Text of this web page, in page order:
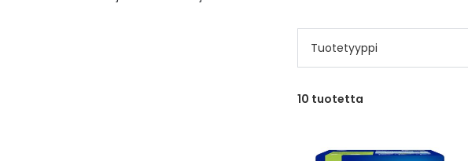
Tuotetyyppi
10 tuotetta